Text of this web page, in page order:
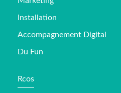
Installation
Accompagnement Digital
Du Fun
Rcos